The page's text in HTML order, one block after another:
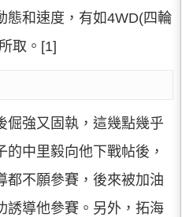
態和速度，有如4WD(四輪
取。[1]
倔強又固執，這幾點幾乎
中里毅向他下戰帖後，
都不願參賽，後來被加油
誘導他參賽。另外，拓海